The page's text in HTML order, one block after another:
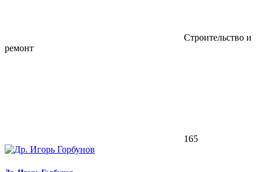
Строительство и
ремонт
165